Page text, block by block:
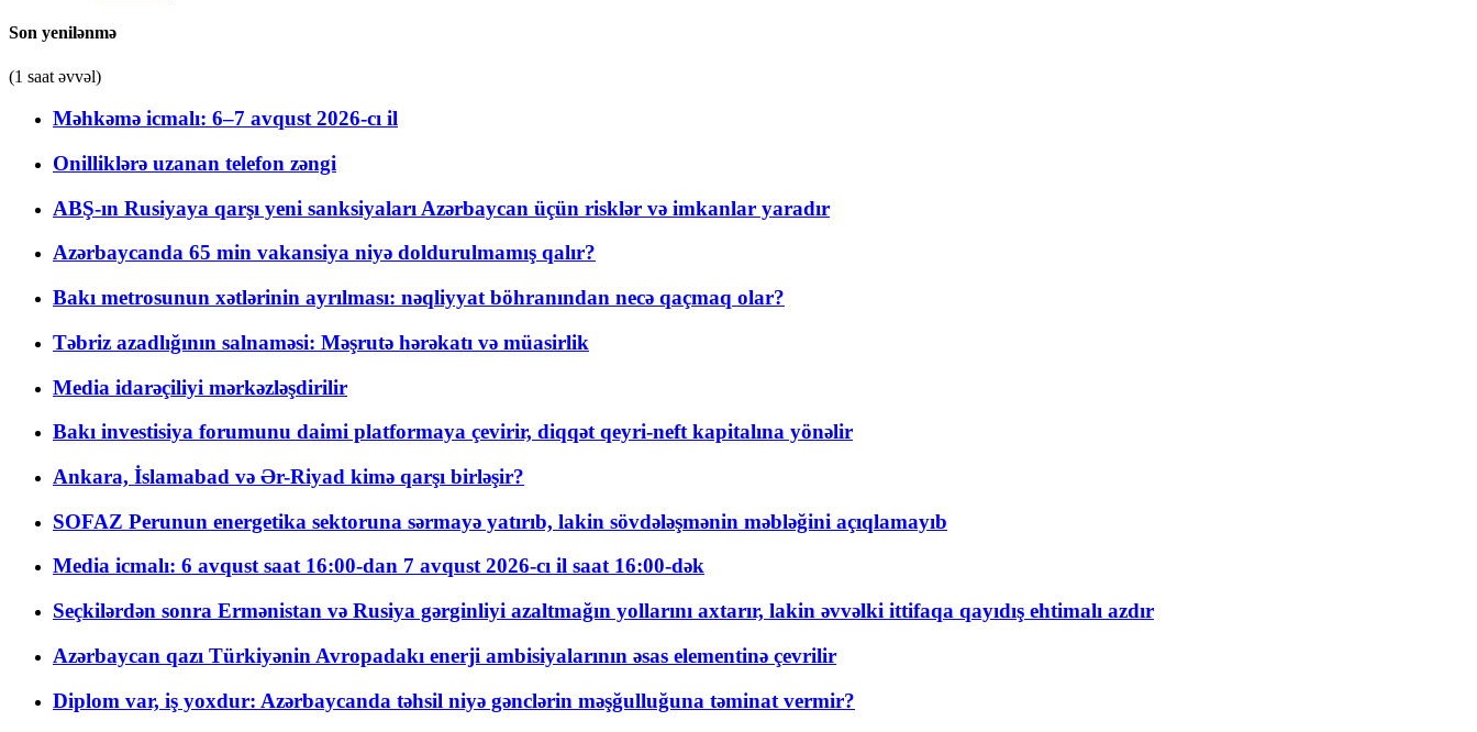
Son yenilənmə
(1 saat əvvəl)
Məhkəmə icmalı: 6–7 avqust 2026-cı il
Onilliklərə uzanan telefon zəngi
ABŞ-ın Rusiyaya qarşı yeni sanksiyaları Azərbaycan üçün risklər və imkanlar yaradır
Azərbaycanda 65 min vakansiya niyə doldurulmamış qalır?
Bakı metrosunun xətlərinin ayrılması: nəqliyyat böhranından necə qaçmaq olar?
Təbriz azadlığının salnaməsi: Məşrutə hərəkatı və müasirlik
Media idarəçiliyi mərkəzləşdirilir
Bakı investisiya forumunu daimi platformaya çevirir, diqqət qeyri-neft kapitalına yönəlir
Ankara, İslamabad və Ər-Riyad kimə qarşı birləşir?
SOFAZ Perunun energetika sektoruna sərmayə yatırıb, lakin sövdələşmənin məbləğini açıqlamayıb
Media icmalı: 6 avqust saat 16:00-dan 7 avqust 2026-cı il saat 16:00-dək
Seçkilərdən sonra Ermənistan və Rusiya gərginliyi azaltmağın yollarını axtarır, lakin əvvəlki ittifaqa qayıdış ehtimalı azdır
Azərbaycan qazı Türkiyənin Avropadakı enerji ambisiyalarının əsas elementinə çevrilir
Diplom var, iş yoxdur: Azərbaycanda təhsil niyə gənclərin məşğulluğuna təminat vermir?